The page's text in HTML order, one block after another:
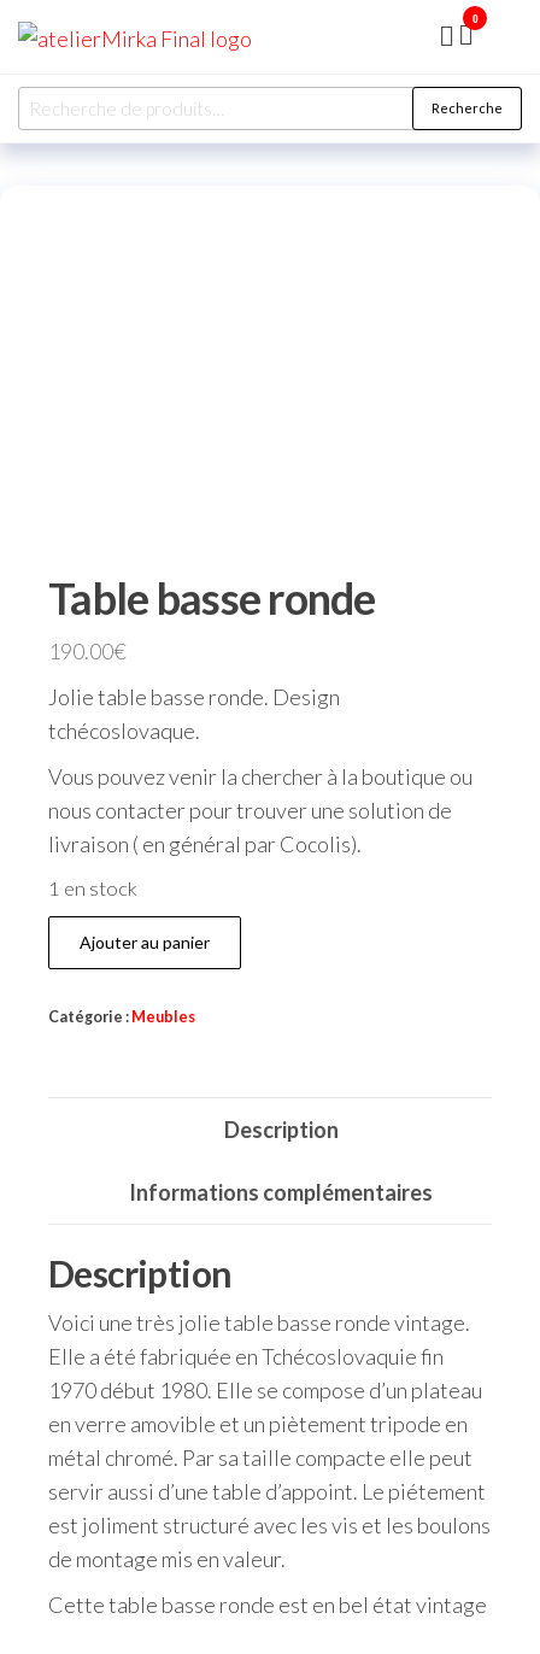
0
Recherche
Table basse ronde
190.00€
Jolie table basse ronde. Design
tchécoslovaque.
Vous pouvez venir la chercher à la boutique ou
nous contacter pour trouver une solution de
livraison ( en général par Cocolis).
1 en stock
Ajouter au panier
Catégorie : Meubles
Description
Informations complémentaires
Description
Voici une très jolie table basse ronde vintage.
Elle a été fabriquée en Tchécoslovaquie fin
1970 début 1980. Elle se compose d’un plateau
en verre amovible et un piètement tripode en
métal chromé. Par sa taille compacte elle peut
servir aussi d’une table d’appoint. Le piétement
est joliment structuré avec les vis et les boulons
de montage mis en valeur.
Cette table basse ronde est en bel état vintage